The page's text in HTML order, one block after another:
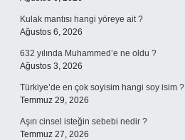
Kulak mantısı hangi yöreye ait ?
Ağustos 6, 2026
632 yılında Muhammed’e ne oldu ?
Ağustos 3, 2026
Türkiye’de en çok soyisim hangi soy isim ?
Temmuz 29, 2026
Aşırı cinsel isteğin sebebi nedir ?
Temmuz 27, 2026